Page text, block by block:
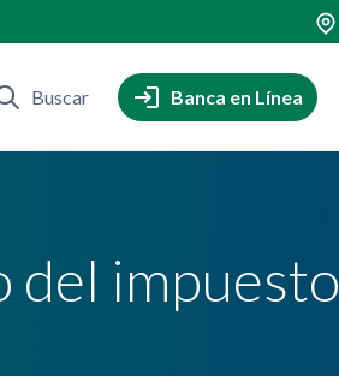
Buscar Banca en Línea
del impuesto